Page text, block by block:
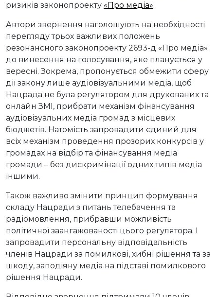
ризиків законопроекту «Про медіа».
Автори звернення наголошують на необхідності
перегляду трьох важливих положень
резонансного законопроекту 2693-д «Про медіа»
до винесення на голосування, яке планується у
вересні. Зокрема, пропонується обмежити сферу
дії закону лише аудіовізуальними медіа, щоб
Нацрада не була регулятором для друкованих та
онлайн ЗМІ, прибрати механізм фінансування
аудіовізуальних медіа громад з місцевих
бюджетів. Натомість запровадити єдиний для
всіх механізм проведення прозорих конкурсів у
громадах на відбір та фінансування медіа
громади – без дискримінації одних типів медіа
іншими.
Також важливо змінити принцип формування
складу Нацради з питань телебачення та
радіомовлення, прибравши можливість
політичної заангажованості цього регулятора. І
запровадити персональну відповідальність
членів Нацради за помилкові, хибні рішення та за
шкоду, заподіяну медіа на підставі помилкового
рішення Нацради.